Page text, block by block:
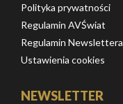
Polityka prywatności
Regulamin AVŚwiat
Regulamin Newslettera
Ustawienia cookies
NEWSLETTER